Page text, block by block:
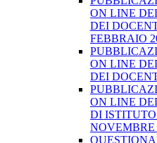
ON LINE
DEI
FEBBRAIO
ON LINE
DEI
ON LINE
DI ISTITUTO
NOVEMBRE